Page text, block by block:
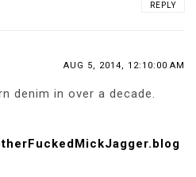
REPLY
AUG 5, 2014, 12:10:00 AM
denim in over a decade.